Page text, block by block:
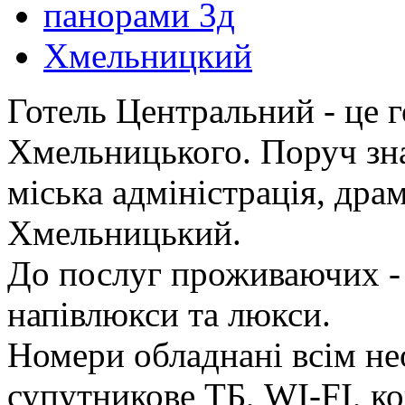
панорами 3д
Хмельницкий
Готель Центральний - це
Хмельницького. Поруч
міська адміністрація,
Хмельницький.
До послуг проживаючих -
напівлюкси та люкси.
Номери обладнані всім
супутникове ТБ, WI-FI,